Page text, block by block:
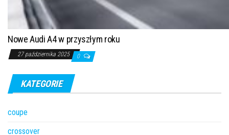
Nowe Audi A4 w przyszłym roku
27 października 2025 0
KATEGORIE
coupe
crossover